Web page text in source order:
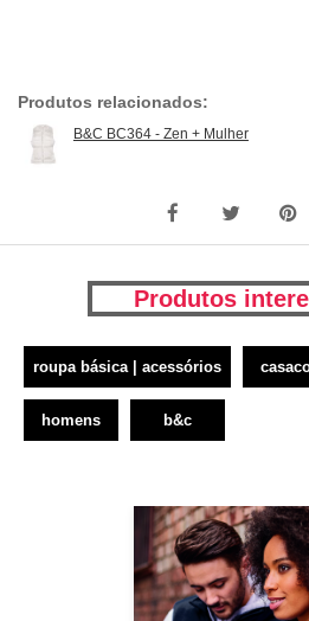
Produtos relacionados:
B&C BC364 - Zen + Mulher
Produtos
roupa básica | acessórios
homens b&c